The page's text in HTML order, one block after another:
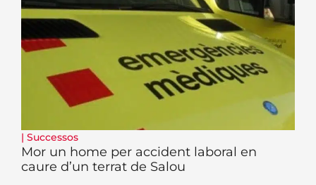
| Successos
Mor un home per accident laboral en
caure d’un terrat de Salou